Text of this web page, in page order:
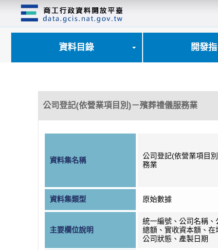
資料目錄 開發
公司登記(依營業項目別)－殯葬禮儀服務業
資料集名稱
公司登記(依營業項目
務業
資料集類型 原始數據
主要欄位說明
統一編號、公司名稱、
總額、實收資本額、在
公司狀態、產製日期